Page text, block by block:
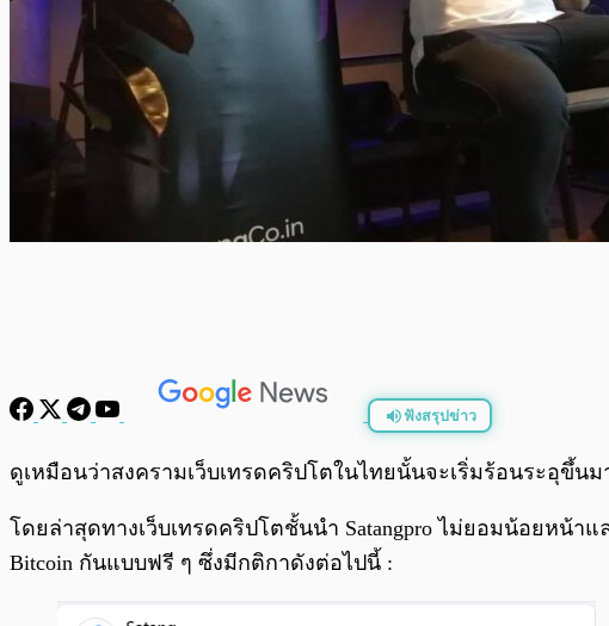
ฟังสรุปข่าว
พร้อมเล่น
ดูเหมือนว่าสงครามเว็บเทรดคริปโตในไทยนั้นจะเริ่มร้อนระอุขึ้น
โดยล่าสุดทางเว็บเทรดคริปโตชั้นนำ Satangpro ไม่ยอมน้อยหน้
Bitcoin กันแบบฟรี ๆ ซึ่งมีกติกาดังต่อไปนี้ :